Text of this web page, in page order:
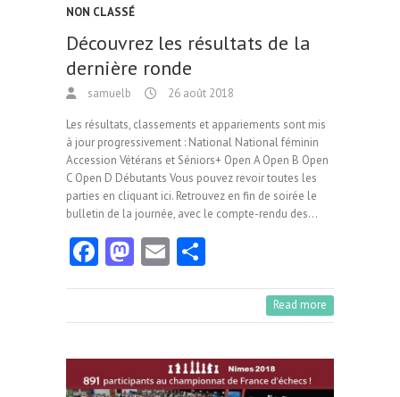
NON CLASSÉ
Découvrez les résultats de la
dernière ronde
samuelb 26 août 2018
Les résultats, classements et appariements sont mis
à jour progressivement : National National féminin
Accession Vétérans et Séniors+ Open A Open B Open
C Open D Débutants Vous pouvez revoir toutes les
parties en cliquant ici. Retrouvez en fin de soirée le
bulletin de la journée, avec le compte-rendu des…
Fa
ce
o
M
as
o
E
m rt
Read more